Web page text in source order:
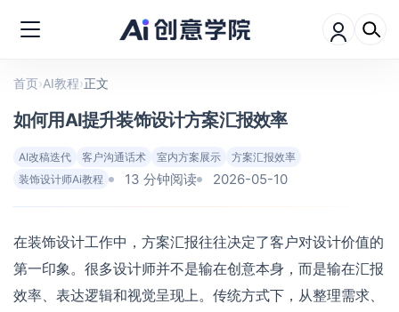
首页›AI教程›正文
如何用AI提升装饰设计方案汇报效率
AI改稿迭代 客户沟通话术 室内方案展示
方案汇报效率
装饰设计师Ai教程
13 分钟阅读 2026-05-10
在装饰设计工作中，方案汇报往往决定了客户对设计价值的
第一印象。很多设计师并不是输在创意本身，而是输在汇报
效率、表达逻辑和视觉呈现上。传统方式下，从整理需求、